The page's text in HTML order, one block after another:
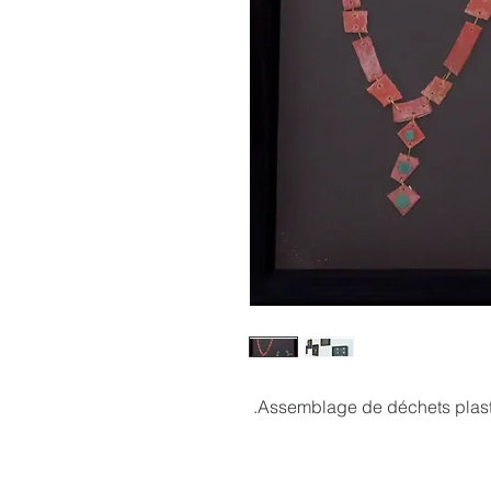
Assemblage de déchets